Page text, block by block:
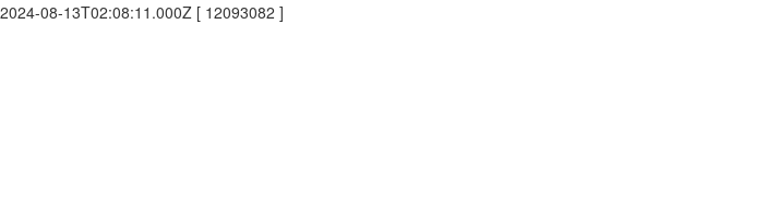
2024-08-13T02:08:11.000Z [ 12093082 ]